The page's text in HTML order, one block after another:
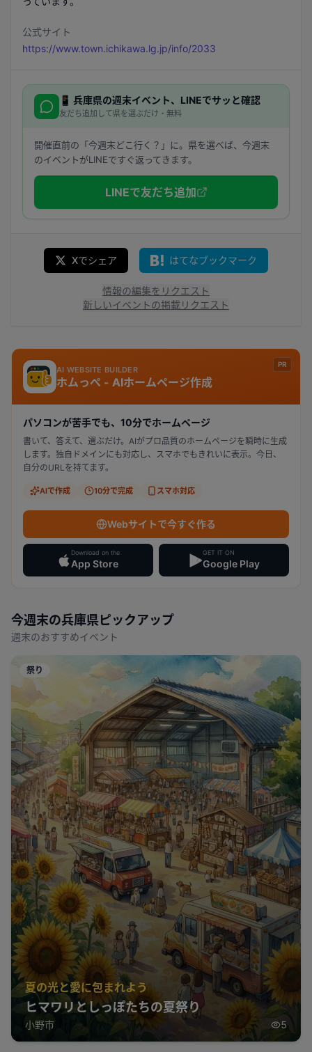
公式サイト
https://www.town.ichikawa.lg.jp/info/2033
📱 兵庫県の週末イベント、LINEでサッと確認
友だち追加して県を選ぶだけ・無料
開催直前の「今週末どこ行く？」に。県を選べば、今週末
のイベントがLINEですぐ返ってきます。
LINEで友だち追加
Xでシェア はてなブックマーク
情報の編集をリクエスト
新しいイベントの掲載リクエスト
PR
AI WEBSITE BUILDER
ホムっぺ - AIホームページ作成
パソコンが苦手でも、10分でホームページ
書いて、答えて、選ぶだけ。AIがプロ品質のホームページを瞬時に生成
します。独自ドメインにも対応し、スマホでもきれいに表示。今日、
自分のURLを持てます。
AIで作成 10分で完成 スマホ対応
Webサイトで今すぐ作る
Download on the
App Store
GET IT ON
Google Play
今週末の兵庫県 ピックアップ
週末のおすすめイベント
祭り
夏の光と愛に包まれよう
ヒマワリとしっぽたちの夏祭り
小野市 5